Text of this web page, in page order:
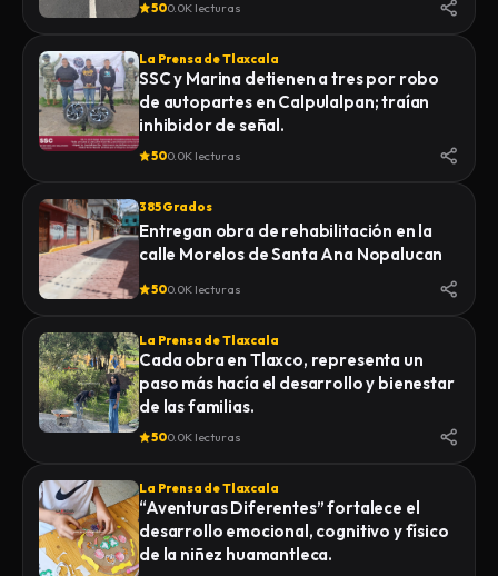
500.0K lecturas
La Prensa de Tlaxcala
SSC y Marina detienen a tres por robo
de autopartes en Calpulalpan; traían
inhibidor de señal.
500.0K lecturas
385 Grados
Entregan obra de rehabilitación en la
calle Morelos de Santa Ana Nopalucan
500.0K lecturas
La Prensa de Tlaxcala
Cada obra en Tlaxco, representa un
paso más hacía el desarrollo y bienestar
de las familias.
500.0K lecturas
La Prensa de Tlaxcala
“Aventuras Diferentes” fortalece el
desarrollo emocional, cognitivo y físico
de la niñez huamantleca.